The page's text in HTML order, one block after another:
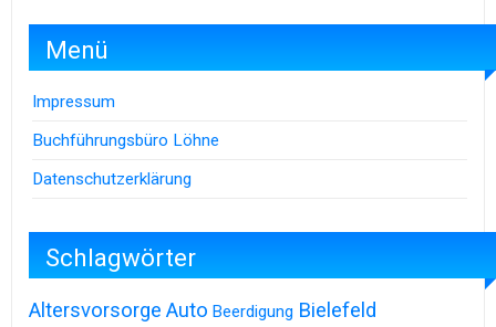
Menü
Impressum
Buchführungsbüro Löhne
Datenschutzerklärung
Schlagwörter
Altersvorsorge Auto Beerdigung Bielefeld